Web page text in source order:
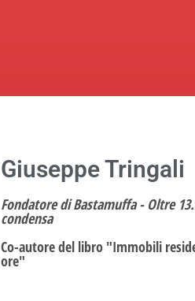
Giuseppe Tringali
Fondatore di Bastamuffa - Oltre
condensa
Co-autore del libro "Immobili
ore"